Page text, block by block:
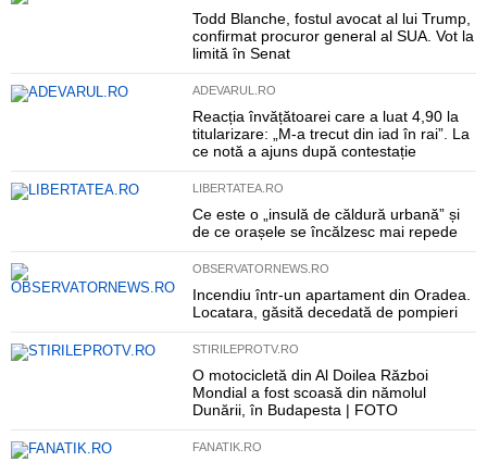
Todd Blanche, fostul avocat al lui Trump,
confirmat procuror general al SUA. Vot la
limită în Senat
ADEVARUL.RO
Reacția învățătoarei care a luat 4,90 la
titularizare: „M-a trecut din iad în rai”. La
ce notă a ajuns după contestație
LIBERTATEA.RO
Ce este o „insulă de căldură urbană” și
de ce orașele se încălzesc mai repede
OBSERVATORNEWS.RO
Incendiu într-un apartament din Oradea.
Locatara, găsită decedată de pompieri
STIRILEPROTV.RO
O motocicletă din Al Doilea Război
Mondial a fost scoasă din nămolul
Dunării, în Budapesta | FOTO
FANATIK.RO